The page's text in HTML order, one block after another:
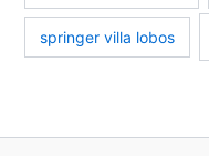
springer villa lobos